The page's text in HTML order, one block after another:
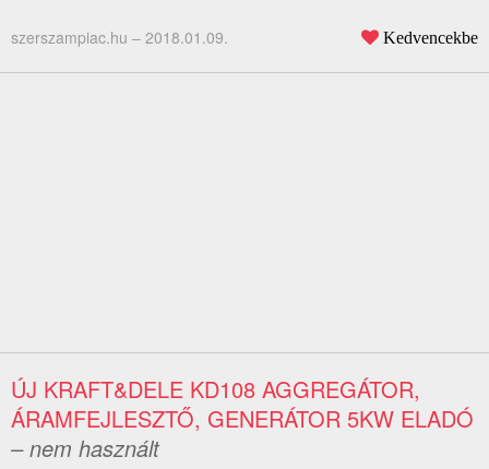
szerszampiac.hu – 2018.01.09. Kedvencekbe
ÚJ KRAFT&DELE KD108 AGGREGÁTOR,
ÁRAMFEJLESZTŐ, GENERÁTOR 5KW ELADÓ
– nem használt